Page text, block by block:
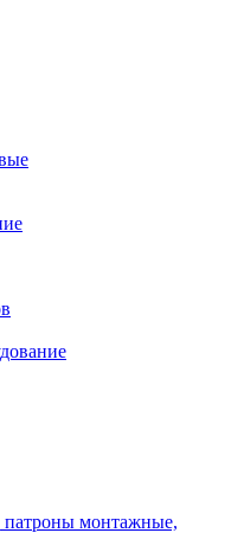
монтажные,